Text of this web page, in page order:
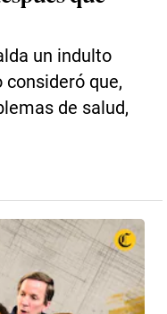
un indulto
consideró que,
de salud,